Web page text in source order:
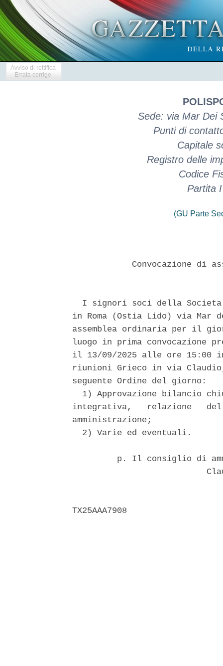
Avviso di rettifica
Errata corrige
Sede: via Mar Dei
Punti di
Capitale
Registro delle
Codice
Partita
(GU Parte
Convocazione di
I signori soci della
in Roma (Ostia Lido) via Mar
assemblea ordinaria per il
luogo in prima convocazione
il 13/09/2025 alle ore 15:00
riunioni Grieco in via
seguente Ordine del giorno:
1) Approvazione bilancio
integrativa,   relazione
amministrazione;
  2) Varie ed eventuali.
p. Il consiglio di